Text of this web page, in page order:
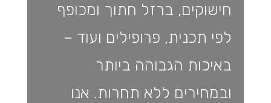
חישוקים, ברזל חתוך ומכופף
לפי תכנית, פרופילים ועוד –
באיכות הגבוהה ביותר
ובמחירים ללא תחרות. אנו